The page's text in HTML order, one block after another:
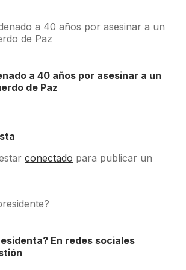
a 40 años por asesinar a un
de Paz
conectado para publicar un
En redes sociales